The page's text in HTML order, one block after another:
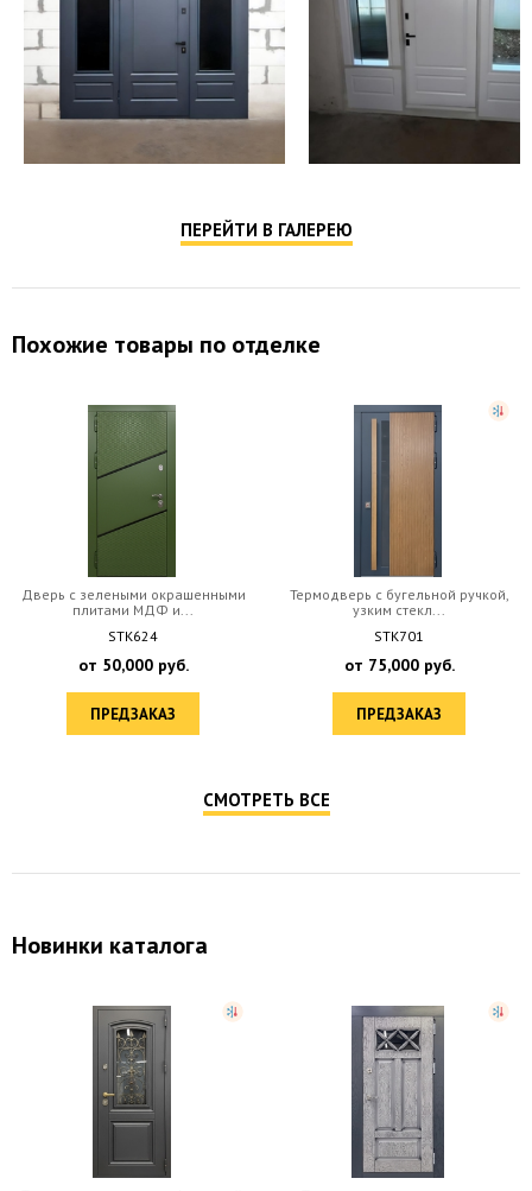
ПЕРЕЙТИ В ГАЛЕРЕЮ
Похожие товары по отделке
Дверь с зелеными окрашенными
плитами МДФ и...
STK624
от 50,000руб.
ПРЕДЗАКАЗ
Термодверь с бугельной ручкой,
узким стекл...
STK701
от 75,000руб.
ПРЕДЗАКАЗ
СМОТРЕТЬ ВСЕ
Новинки каталога